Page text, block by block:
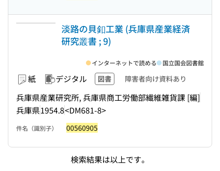
淡路の貝釦工業 (兵庫県産業経済
研究叢書 ; 9)
紙 デジタル 図書 障害者向け資料あり
兵庫県産業研究所, 兵庫県商工労働部繊維雑貨課 [編]
兵庫県1954.8<DM681-8>
インターネットで読める 国立国会図書館
件名（識別子） 00560905
検索結果は以上です。